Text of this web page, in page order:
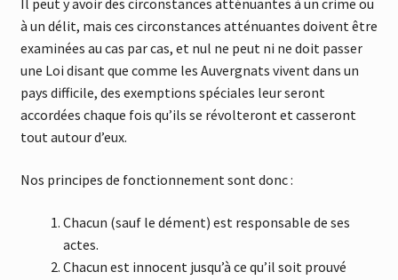
Il peut y avoir des circonstances atténuantes à un crime ou
à un délit, mais ces circonstances atténuantes doivent être
examinées au cas par cas, et nul ne peut ni ne doit passer
une Loi disant que comme les Auvergnats vivent dans un
pays difficile, des exemptions spéciales leur seront
accordées chaque fois qu’ils se révolteront et casseront
tout autour d’eux.
Nos principes de fonctionnement sont donc :
Chacun (sauf le dément) est responsable de ses
actes.
Chacun est innocent jusqu’à ce qu’il soit prouvé